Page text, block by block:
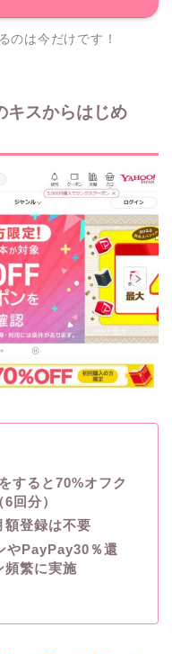
のは今だけです！
スからはじめ
すると70%オフク
回分）
額登録は不要
やPayPay30％還
頻繁に実施